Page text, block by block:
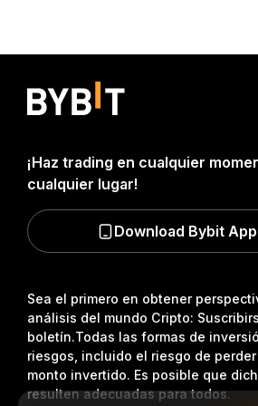
Sea el primero en obtener
análisis del mundo Cripto:
boletín.Todas las formas de
riesgos, incluido el riesgo de
monto invertido. Es posible que
resulten adecuadas para todos.
¡Haz trading en cualquier
cualquier lugar!
Download Bybit App